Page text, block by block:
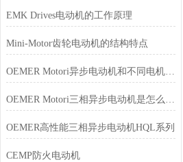
EMK Drives电动机的工作原理
Mini-Motor齿轮电动机的结构特点
OEMER Motori异步电动机和不同电机的区别
OEMER Motori三相异步电动机是怎么工作的
OEMER高性能三相异步电动机HQL系列
CEMP防火电动机